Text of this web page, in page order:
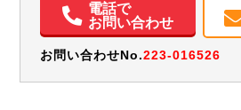
電話で
お問い合わせ
お問い合わせNo.223-016526